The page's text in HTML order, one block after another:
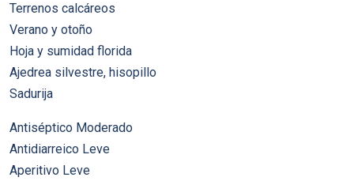
Terrenos calcáreos
Verano y otoño
Hoja y sumidad florida
Ajedrea silvestre, hisopillo
Sadurija
Antiséptico Moderado
Antidiarreico Leve
Aperitivo Leve